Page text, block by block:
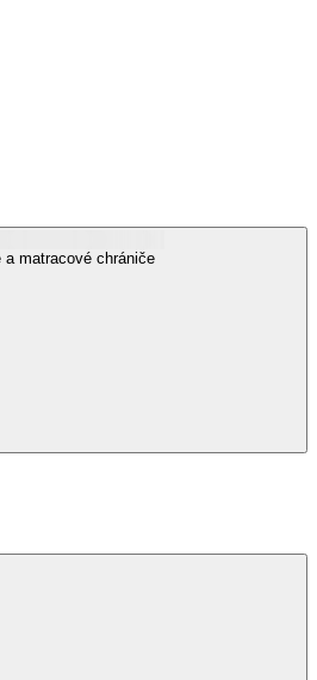
a matracové chrániče